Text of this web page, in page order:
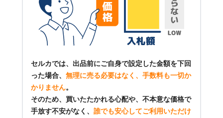
セルカでは、出品前にご自身で設定した金額を下回
った場合、 無理に売る必要はなく、手数料も一切か
かりません。
そのため、買いたたかれる心配や、不本意な価格で
手放す不安がなく、 誰でも安心してご利用いただけ